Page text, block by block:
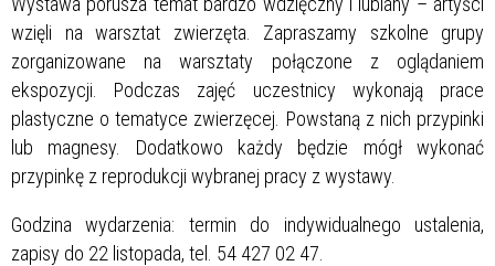
wzięli na warsztat zwierzęta. Zapraszamy szkolne grupy
zorganizowane na warsztaty połączone z oglądaniem
ekspozycji. Podczas zajęć uczestnicy wykonają prace
plastyczne o tematyce zwierzęcej. Powstaną z nich przypinki
lub magnesy. Dodatkowo każdy będzie mógł wykonać
przypinkę z reprodukcji wybranej pracy z wystawy.
Godzina wydarzenia: termin do indywidualnego ustalenia,
zapisy do 22 listopada, tel. 54 427 02 47.